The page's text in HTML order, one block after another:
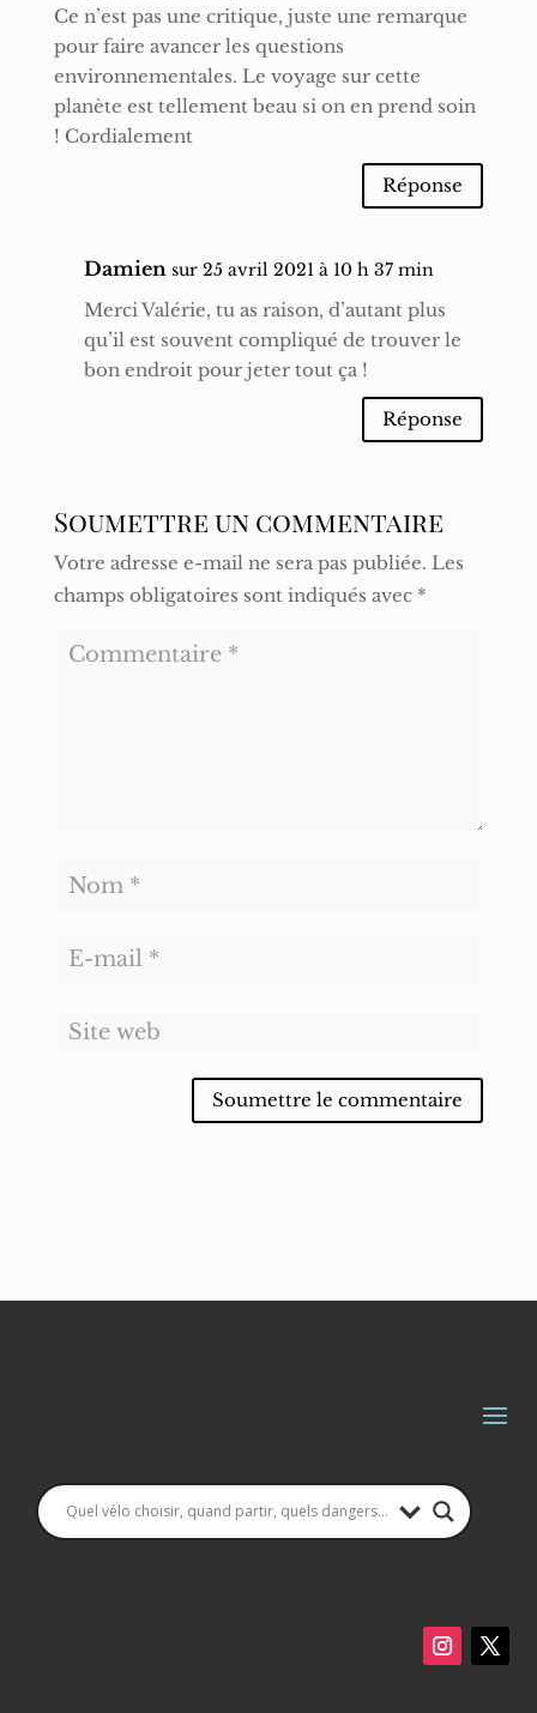
Ce n’est pas une critique, juste une remarque
pour faire avancer les questions
environnementales. Le voyage sur cette
planète est tellement beau si on en prend soin
! Cordialement
Réponse
Damien sur 25 avril 2021 à 10 h 37 min
Merci Valérie, tu as raison, d’autant plus
qu’il est souvent compliqué de trouver le
bon endroit pour jeter tout ça !
Réponse
Soumettre un commentaire
Votre adresse e-mail ne sera pas publiée. Les
champs obligatoires sont indiqués avec *
Soumettre le commentaire